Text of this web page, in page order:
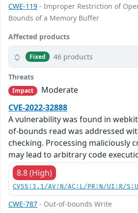
CWE-119 - Improper Restriction of
Bounds of a Memory Buffer
Affected products
Fixed 46 products
Threats
Impact
Moderate
CVE-2022-32888
A vulnerability was found in
of-bounds read was addressed
checking. Processing maliciously
may lead to arbitrary code
8.8 (High)
CVSS:3.1/AV:N/AC:L/PR:N/UI:R/
CWE-787 - Out-of-bounds Write